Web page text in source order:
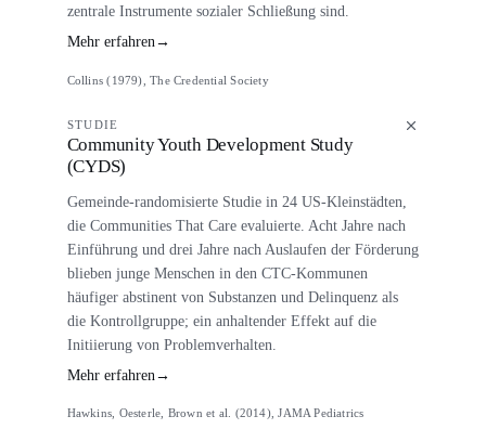
zentrale Instrumente sozialer Schließung sind.
Mehr erfahren→
Collins (1979), The Credential Society
STUDIE
Community Youth Development Study
(CYDS)
Gemeinde-randomisierte Studie in 24 US-Kleinstädten,
die Communities That Care evaluierte. Acht Jahre nach
Einführung und drei Jahre nach Auslaufen der Förderung
blieben junge Menschen in den CTC-Kommunen
häufiger abstinent von Substanzen und Delinquenz als
die Kontrollgruppe; ein anhaltender Effekt auf die
Initiierung von Problemverhalten.
Mehr erfahren→
Hawkins, Oesterle, Brown et al. (2014), JAMA Pediatrics